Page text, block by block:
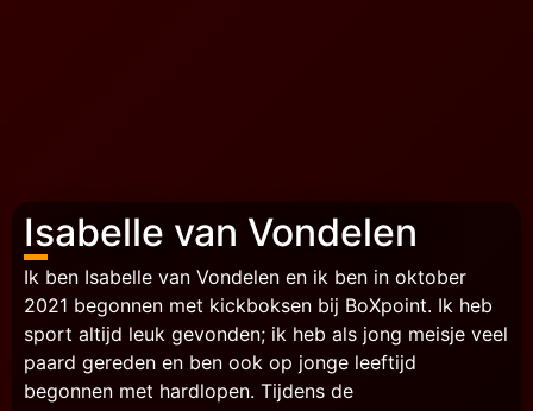
Isabelle van Vondelen
Ik ben Isabelle van Vondelen en ik ben in oktober
2021 begonnen met kickboksen bij BoXpoint. Ik heb
sport altijd leuk gevonden; ik heb als jong meisje veel
paard gereden en ben ook op jonge leeftijd
begonnen met hardlopen. Tijdens de